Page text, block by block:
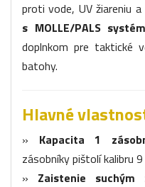
proti vode, UV žiareniu a
s MOLLE/PALS
doplnkom pre taktické
batohy.
Hlavné
» Kapacita 1
zásobníky pištolí kalibru
» Zaistenie suchým